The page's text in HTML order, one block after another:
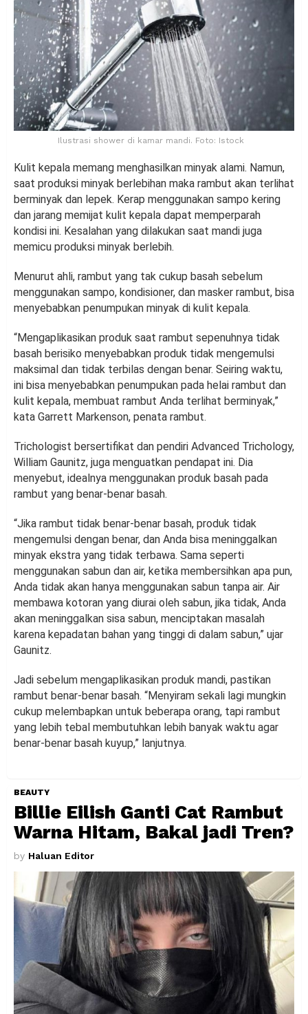
Ilustrasi shower di kamar mandi. Foto: Istock
Kulit kepala memang menghasilkan minyak alami. Namun,
saat produksi minyak berlebihan maka rambut akan terlihat
berminyak dan lepek. Kerap menggunakan sampo kering
dan jarang memijat kulit kepala dapat memperparah
kondisi ini. Kesalahan yang dilakukan saat mandi juga
memicu produksi minyak berlebih.
Menurut ahli, rambut yang tak cukup basah sebelum
menggunakan sampo, kondisioner, dan masker rambut, bisa
menyebabkan penumpukan minyak di kulit kepala.
“Mengaplikasikan produk saat rambut sepenuhnya tidak
basah berisiko menyebabkan produk tidak mengemulsi
maksimal dan tidak terbilas dengan benar. Seiring waktu,
ini bisa menyebabkan penumpukan pada helai rambut dan
kulit kepala, membuat rambut Anda terlihat berminyak,”
kata Garrett Markenson, penata rambut.
Trichologist bersertifikat dan pendiri Advanced Trichology,
William Gaunitz, juga menguatkan pendapat ini. Dia
menyebut, idealnya menggunakan produk basah pada
rambut yang benar-benar basah.
“Jika rambut tidak benar-benar basah, produk tidak
mengemulsi dengan benar, dan Anda bisa meninggalkan
minyak ekstra yang tidak terbawa. Sama seperti
menggunakan sabun dan air, ketika membersihkan apa pun,
Anda tidak akan hanya menggunakan sabun tanpa air. Air
membawa kotoran yang diurai oleh sabun, jika tidak, Anda
akan meninggalkan sisa sabun, menciptakan masalah
karena kepadatan bahan yang tinggi di dalam sabun,” ujar
Gaunitz.
Jadi sebelum mengaplikasikan produk mandi, pastikan
rambut benar-benar basah. “Menyiram sekali lagi mungkin
cukup melembapkan untuk beberapa orang, tapi rambut
yang lebih tebal membutuhkan lebih banyak waktu agar
benar-benar basah kuyup,” lanjutnya.
BEAUTY
Billie Eilish Ganti Cat Rambut
Warna Hitam, Bakal jadi Tren?
by Haluan Editor